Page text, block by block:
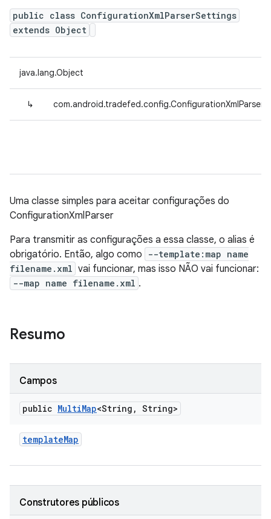
public class ConfigurationXmlParserSettings
extends Object
java.lang.Object
↳
Uma classe simples para aceitar configurações do
ConfigurationXmlParser
Para transmitir as configurações a essa classe, o alias é
obrigatório. Então, algo como
--template:map name
filename.xml vai funcionar, mas isso NÃO vai funcionar:
--map name filename.xml .
Resumo
Campos
public MultiMap<String , String>
templateMap
Construtores públicos